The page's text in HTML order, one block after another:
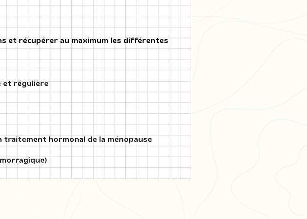
et récupérer au maximum les différentes
et régulière
hormonal de la ménopause